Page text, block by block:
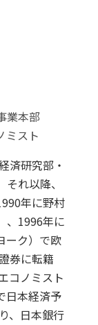
業本部
ミスト
済研究部・
れ以降、
年に野村
、1996年に
ーク）で欧
券に転籍
コノミスト
日本経済予
、日本銀行